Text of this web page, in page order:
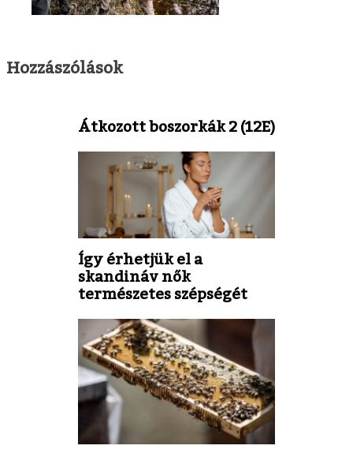
Hozzászólások
Átkozott boszorkák 2 (12E)
Így érhetjük el a
skandináv nők
természetes szépségét